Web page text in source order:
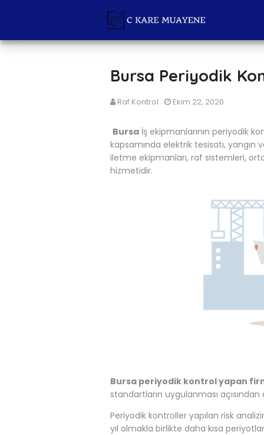
Bursa Periyodik
Raf Kontrol Ekim 22, 2020
Bursa İş ekipmanlarının periyodik
kapsamında elektrik tesisatı, yangın
iletme ekipmanları, raf sistemleri,
hizmetidir.
Bursa periyodik kontrol yapan
standartların uygulanması
Periyodik kontroller yapılan risk
yıl olmakla birlikte daha kısa